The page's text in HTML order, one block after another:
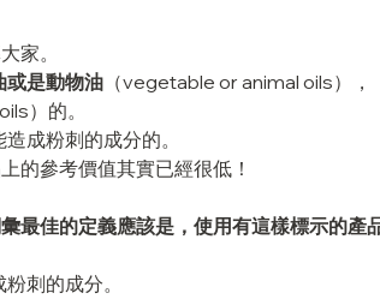
家。
或是動物油 （vegetable or animal oils），
）的。
成粉刺的成分的。
的參考價值其實已經很低！
最佳的定義應該是，使用有這樣標示的產
刺的成分。